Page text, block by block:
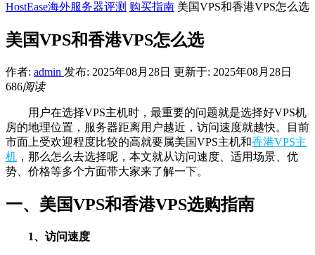
HostEase海外服务器评测 购买指南 美国VPS和香港VPS怎么选
美国VPS和香港VPS怎么选
作者: admin 发布: 2025年08月28日 更新于: 2025年08月28日
686阅读
用户在选择VPS主机时，最重要的问题就是选择好VPS机
房的地理位置，服务器距离用户越近，访问速度就越快。目前
市面上受欢迎程度比较的高就要属美国VPS主机和香港VPS主
机 ，那么怎么去选择呢，本文就从访问速度、适用场景、优
势、价格等多个方面带大家来了解一下。
一、美国VPS和香港VPS选购指南
1、访问速度